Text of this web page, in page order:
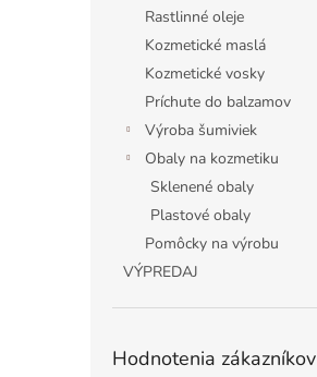
Rastlinné oleje
Kozmetické maslá
Kozmetické vosky
Príchute do balzamov
Výroba šumiviek
Obaly na kozmetiku
Sklenené obaly
Plastové obaly
Pomôcky na výrobu
VÝPREDAJ
Hodnotenia zákazníkov